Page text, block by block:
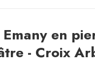
en
- Croix